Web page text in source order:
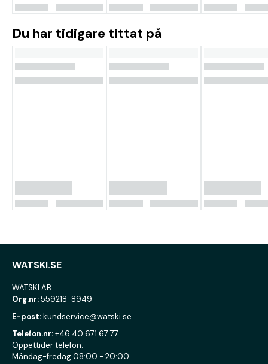
Du har tidigare tittat på
WATSKI.SE
WATSKI AB
Org.nr:559218-8949
E-post:kundservice@watski.se
Telefon.nr:+46 40 671 67 77
Öppettider telefon:
Måndag-fredag 08:00 - 20:00